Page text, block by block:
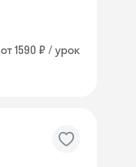
от 1590 ₽ / урок